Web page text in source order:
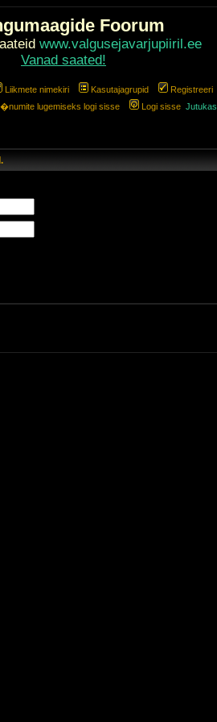
Foorum
www.valgusejavarjupiiril.ee
Vanad saated!
Liikmete nimekiri Kasutajagrupid
Registreeri
lugemiseks logi sisse Logi sisse Jutukas